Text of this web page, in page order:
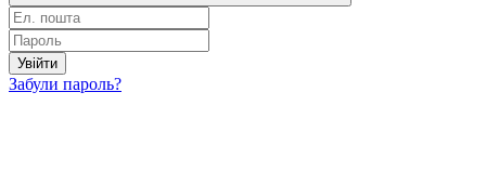
Увійти
Забули пароль?